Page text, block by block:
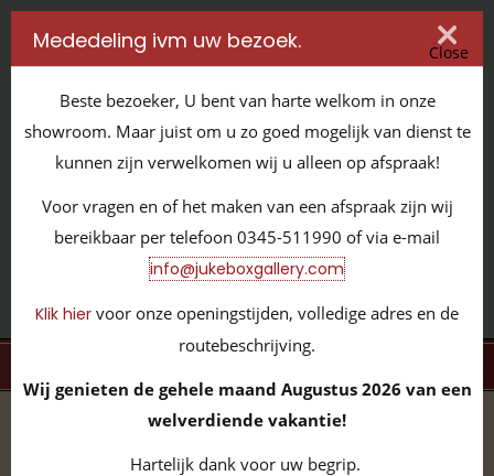
IT'S ALL ABOUT JUKEBOXES
GILDENSTRAAT 32 / 4143 HS LEERDAM / TEL:
0345 - 511990
INFO@JUKEBOXGALLERY.COM
volledige collectie / vinyl 45 toeren
Mededeling ivm uw bezoek. Close
Beste bezoeker, U bent van harte welkom in onze
showroom. Maar juist om u zo goed mogelijk van dienst te
kunnen zijn verwelkomen wij u alleen op afspraak!
Voor vragen en of het maken van een afspraak zijn wij
bereikbaar per telefoon 0345-511990 of via e-mail
info@jukeboxgallery.com
Klik hier voor onze openingstijden, volledige adres en de
routebeschrijving.
Wij genieten de gehele maand Augustus 2026 van een
welverdiende vakantie!
Hartelijk dank voor uw begrip.